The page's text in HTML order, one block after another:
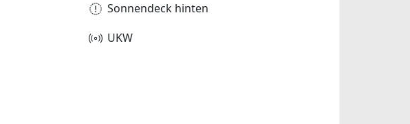
Sonnendeck hinten
UKW